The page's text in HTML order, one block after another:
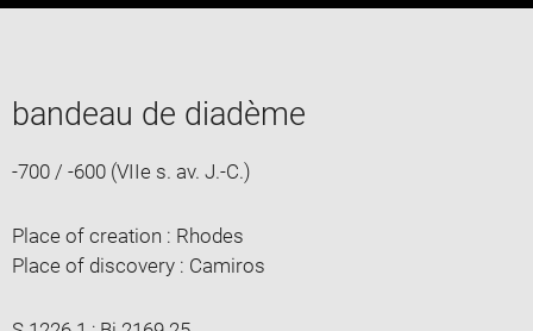
bandeau de diadème
-700 / -600 (VIIe s. av. J.-C.)
Place of creation : Rhodes
Place of discovery : Camiros